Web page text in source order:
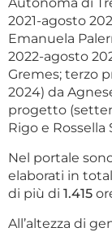
2021-agosto
Emanuela
2022-agosto
Gremes; terzo
2024) da
progetto
Rigo e Rossella
Nel portale
elaborati in
di più di 1.415
All’altezza di